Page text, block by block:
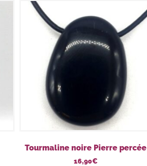
Tourmaline noire Pierre percée
16,90€